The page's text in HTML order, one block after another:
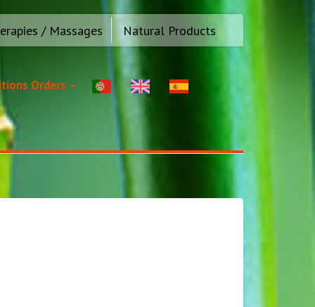
/ Massages Natural Products
Orders